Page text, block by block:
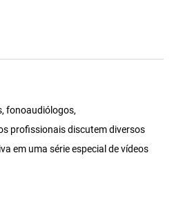
fonoaudiólogos,
profissionais discutem diversos
em uma série especial de vídeos